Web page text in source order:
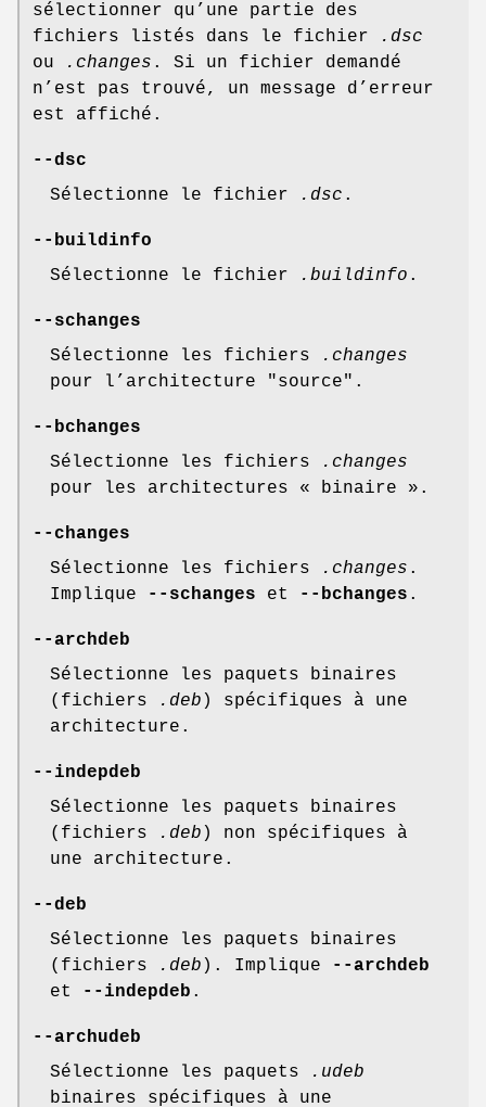
sélectionner qu’une partie des
fichiers listés dans le fichier
.dsc
ou
.changes . Si un fichier demandé
n’est pas trouvé, un message d’erreur
est affiché.
--dsc
Sélectionne le fichier
.dsc .
--buildinfo
Sélectionne le fichier
.buildinfo .
--schanges
Sélectionne les fichiers
.changes
pour l’architecture "source".
--bchanges
Sélectionne les fichiers
.changes
pour les architectures « binaire ».
--changes
Sélectionne les fichiers
.changes .
Implique
--schanges et --bchanges .
--archdeb
Sélectionne les paquets binaires
(fichiers
.deb ) spécifiques à une
architecture.
--indepdeb
Sélectionne les paquets binaires
(fichiers
.deb ) non spécifiques à
une architecture.
--deb
Sélectionne les paquets binaires
(fichiers
.deb ). Implique
--archdeb
et
--indepdeb .
--archudeb
Sélectionne les paquets
.udeb
binaires spécifiques à une